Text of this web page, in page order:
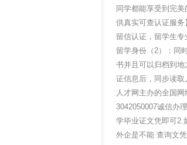
同学都能享受到完美
供真实可查认证服
留信认证，留学生
留学身份（2）：同
书并且可以归档到
证信息后，同步读
人才网主办的全国
3042050007诚信办
学毕业证文凭即可2.
外企是不能 查询文